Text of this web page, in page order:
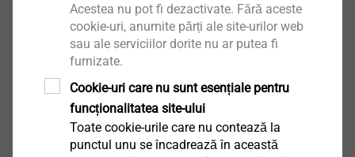
Vizualizare produs
Acestea nu pot fi dezactivate. Fără aceste
cookie-uri, anumite părți ale site-urilor web
sau ale serviciilor dorite nu ar putea fi
furnizate.
Cookie-uri care nu sunt esențiale pentru
funcționalitatea site-ului
Toate cookie-urile care nu contează la
punctul unu se încadrează în această